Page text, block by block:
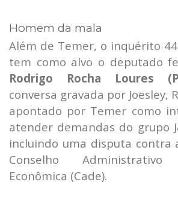
Homem da mala
Além de Temer, o inquérito
tem como alvo o deputado
Rodrigo Rocha Loures
conversa gravada por Joesley,
apontado por Temer como
atender demandas do grupo
incluindo uma disputa contra
Conselho
Econômica (Cade).